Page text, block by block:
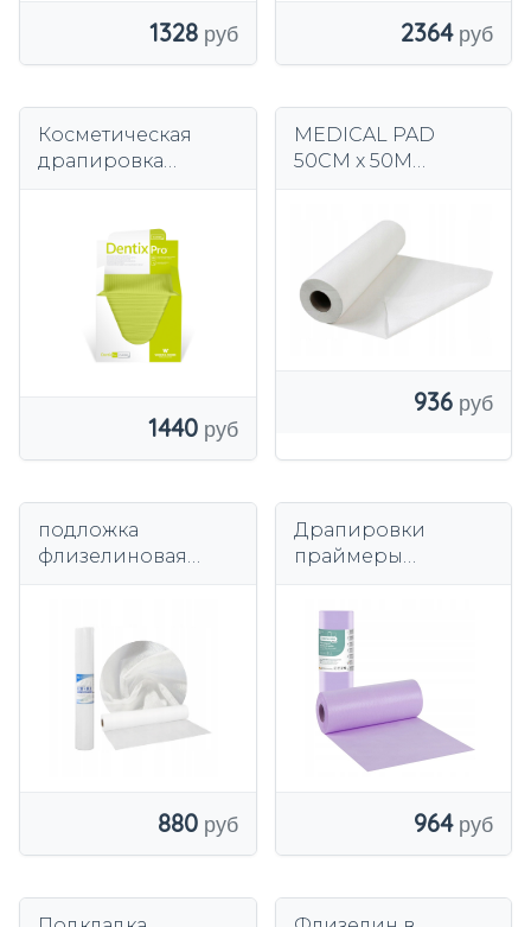
1328 2364
Косметическая
драпировка
1440
MEDICAL PAD
50CM x 50M
простыня 1 РУЛОН
936
подложка
флизелиновая
880
Драпировки
праймеры
косметические
29x38cm рулоне 132
шт фиолетовый
964